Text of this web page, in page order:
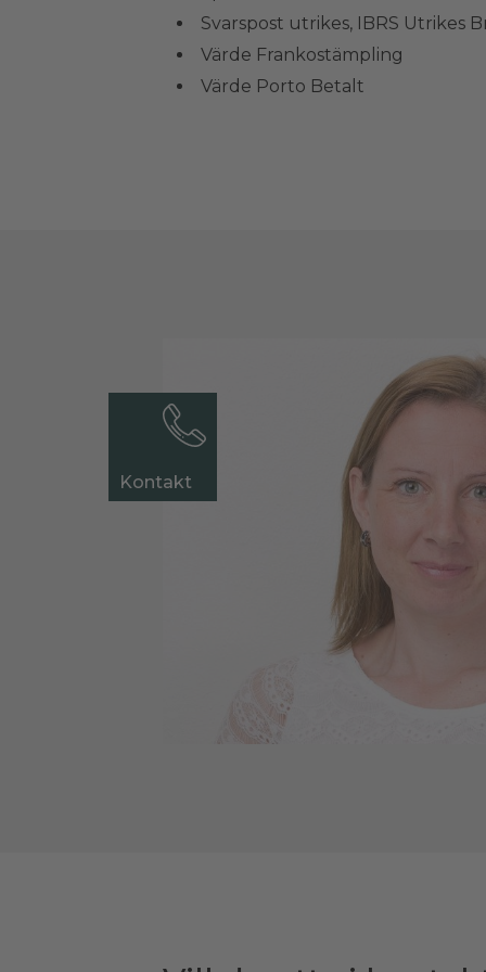
Svarspost utrikes, IBRS Utrikes
Värde Frankostämpling
Värde Porto Betalt
Kontakt
Kontakt
Kontakt
Kontakt
Kontakt